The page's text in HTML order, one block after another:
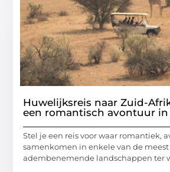
Huwelijksreis naar Zuid-
een romantisch avontuur in
Stel je een reis voor waar romantiek,
samenkomen in enkele van de meest
adembenemende landschappen ter